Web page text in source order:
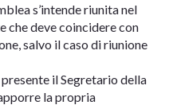
s’intende riunita nel
che deve coincidere con
salvo il caso di riunione
il Segretario della
la propria